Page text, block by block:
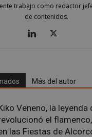
trabajo como redactor
de contenidos.
Más del autor
Veneno, la leyenda
el
las Fiestas de